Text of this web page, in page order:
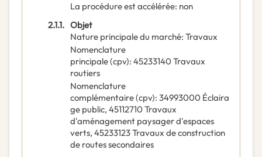
La procédure est accélérée: non
2.1.1. Objet
Nature principale du marché: Travaux
Nomenclature
principale(cpv): 45233140 Travaux
routiers
Nomenclature
complémentaire(cpv): 34993000 Éclaira
ge public, 45112710 Travaux
d'aménagement paysager d'espaces
verts, 45233123Travaux de construction
de routes secondaires